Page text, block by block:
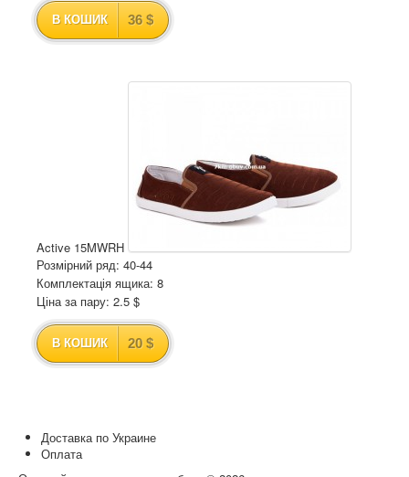
В КОШИК 36 $
Active 15MWRH
Розмірний ряд: 40-44
Комплектація ящика: 8
Ціна за пару: 2.5 $
В КОШИК 20 $
Доставка по Украине
Оплата